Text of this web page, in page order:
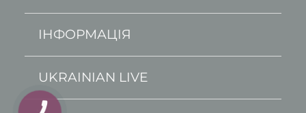
ІНФОРМАЦІЯ
UKRAINIAN LIVE
КНОПКА